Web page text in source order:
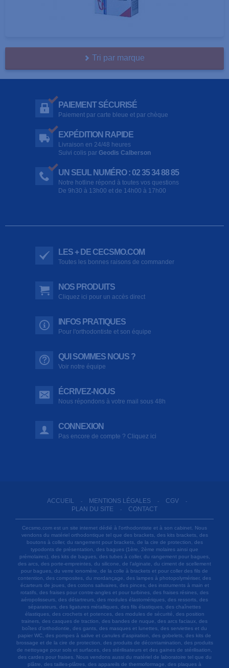
Tri par marque
PAIEMENT SÉCURISÉ
Paiement par carte bleue et par chèque
EXPÉDITION RAPIDE
Livraison en 24/48 heures
Suivi colis par Geodis Calberson
UN SEUL NUMÉRO : 02 35 34 88 85
Notre hotline répond à toutes vos questions
De 9h30 à 13h00 et de 14h00 à 17h00
LES + DE CECSMO.COM
Toutes les bonnes raisons de commander
NOS PRODUITS
Cliquez ici pour un accès direct
INFOS PRATIQUES
Pour l'orthodontiste et son équipe
QUI SOMMES NOUS ?
Voir notre équipe
ÉCRIVEZ-NOUS
Nous répondons à votre mail sous 48h
CONNEXION
Pas encore de compte ? Cliquez ici
ACCUEIL - MENTIONS LÉGALES - CGV -
PLAN DU SITE - CONTACT
Cecsmo.com est un site internet dédié à l'orthodontiste et à son cabinet. Nous
vendons du matériel orthodontique tel que des brackets, des kits brackets, des
boutons à coller, du rangement pour brackets, de la cire de protection, des
typodonts de présentation, des bagues (1ère, 2ème molaires ainsi que
prémolaires), des kits de bagues, des tubes à coller, du rangement pour bagues,
des arcs, des porte-empreintes, du silicone, de l'alginate, du ciment de scellement
pour bagues, du verre ionomère, de la colle à brackets et pour coller des fils de
contention, des composites, du mordançage, des lampes à photopolymériser, des
écarteurs de joues, des cotons salivaires, des pinces, des instruments à main et
rotatifs, des fraises pour contre-angles et pour turbines, des fraises résines, des
aéropolisseurs, des détartreurs, des modules élastomériques, des ressorts, des
séparateurs, des ligatures métalliques, des fils élastiques, des chaînettes
élastiques, des crochets et potences, des modules de sécurité, des position
trainers, des casques de traction, des bandes de nuque, des arcs faciaux, des
boîtes d'orthodontie, des gants, des masques et lunettes, des serviettes et du
papier WC, des pompes à salive et canules d'aspiration, des gobelets, des kits de
brossage et de la cire de protection, des produits de décontamination, des produits
de nettoyage pour sols et surfaces, des stérilisateurs et des gaines de stérilisation,
des cardes pour fraises. Nous vendons aussi du matériel de laboratoire tel que du
plâtre, des tailles-plâtres, des appareils de thermoformage, des plaques à